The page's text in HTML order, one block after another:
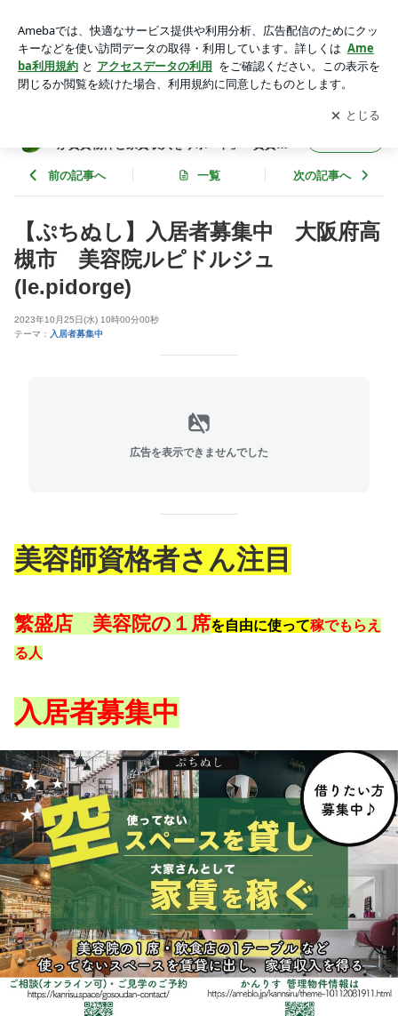
ュ(le.pidorge) | 【大阪から】「建築・不動産プロデューサーが
賃貸物件と家賃収入をサポート」 賃貸管理・不動産管理専門
店 かんりす
アプリをダウンロードして ブログの更新通知
を受け取りまし
ょう。
開く
が賃貸物件と家賃収入をサポート」 賃貸管
前の記事へ 一覧 次の記事へ
【ぷちぬし】入居者募集中 大阪府高
槻市 美容院ルピドルジュ
(le.pidorge)
2023年10月25日(水) 10時00分00秒
テーマ： 入居者募集中
広告を表示できませんでした
美容師資格者さん注目
繁盛店 美容院の１席を自由に使って稼でもらえ
る 人
入居者募集中